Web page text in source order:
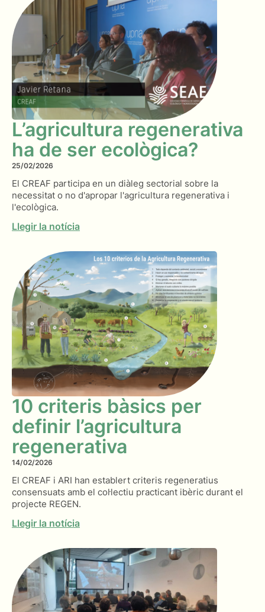
L’agricultura regenerativa
ha de ser ecològica?
25/02/2026
El CREAF participa en un diàleg sectorial sobre la
necessitat o no d'apropar l'agricultura regenerativa i
l'ecològica.
Llegir la notícia
10 criteris bàsics per
definir l’agricultura
regenerativa
14/02/2026
El CREAF i ARI han establert criteris regeneratius
consensuats amb el col·lectiu practicant ibèric durant el
projecte REGEN.
Llegir la notícia